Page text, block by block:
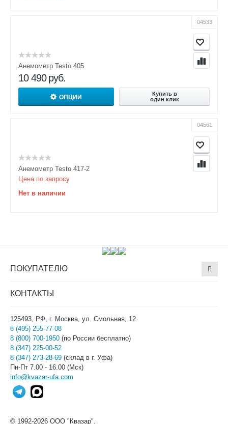
04533
Анемометр Testo 405
10 490 руб.
ОПЦИИ
Купить в
один клик
04561
Анемометр Testo 417-2
Цена по запросу
Нет в наличии
ПОКУПАТЕЛЮ
КОНТАКТЫ
125493, РФ, г. Москва, ул. Смольная, 12
8 (495) 255-77-08
8 (800) 700-1950 (по России бесплатно)
8 (347) 225-00-52
8 (347) 273-28-69 (склад в г. Уфа)
Пн-Пт 7.00 - 16.00 (Мск)
info@kvazar-ufa.com
© 1992-2026 ООО "Квазар".